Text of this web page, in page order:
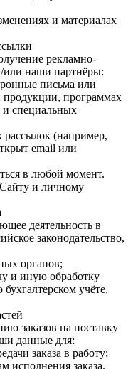
и материалах
рекламно-
наши партнёры:
письма или
программах
и специальных
рассылок (например,
email или
в любой момент.
и личному
деятельность в
законодательство,
органов;
и иную обработку
учёте,
заказов на поставку
данные для:
заказа в работу;
исполнения заказа.